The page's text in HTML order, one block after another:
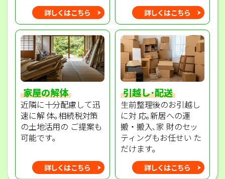
詳しくはこちら 詳しくはこちら
家屋の解体
近隣に十分配慮して迅
速に解 体｡相続税対策
の土地活用の ご提案も
可能です｡
詳しくはこちら
引越し･配送
生前整理後のお引越し
に対 応｡新居への運
搬・搬入､家 財のセッ
ティングもお任せい た
だけます｡
詳しくはこちら